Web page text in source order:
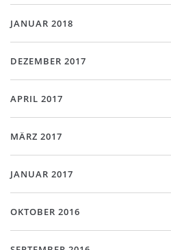
JANUAR 2018
DEZEMBER 2017
APRIL 2017
MÄRZ 2017
JANUAR 2017
OKTOBER 2016